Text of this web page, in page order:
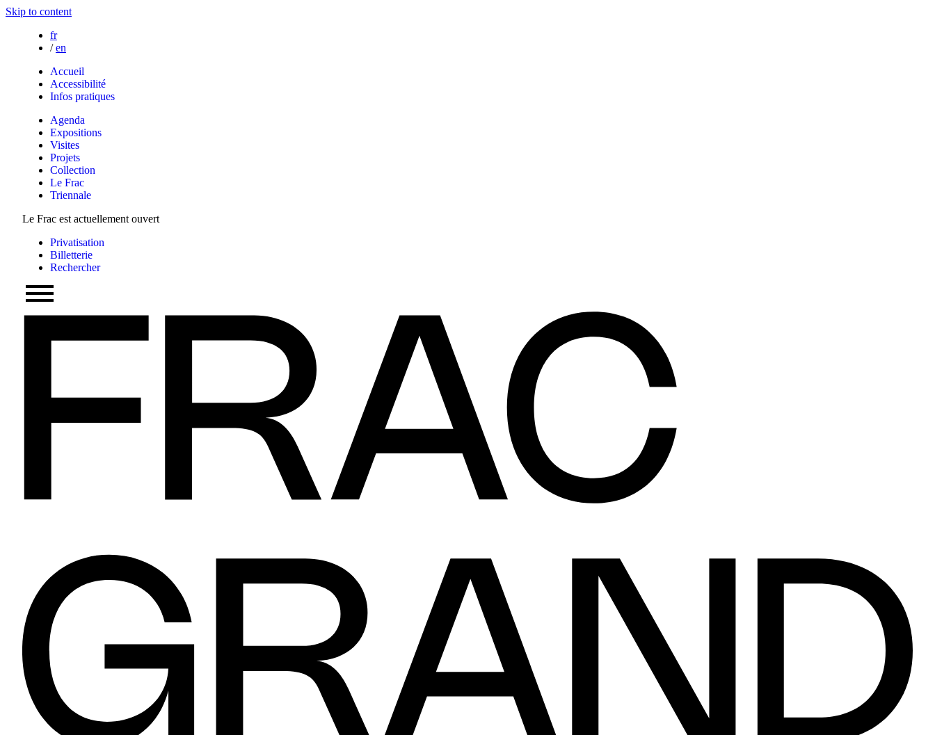
Skip to content
fr
/ en
Accueil
Accessibilité
Infos pratiques
Agenda
Expositions
Visites
Projets
Collection
Le Frac
Triennale
Le Frac est actuellement ouvert
Privatisation
Billetterie
Rechercher